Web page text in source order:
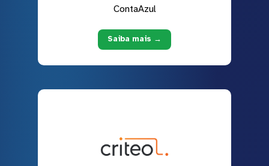
ContaAzul
Saiba mais →